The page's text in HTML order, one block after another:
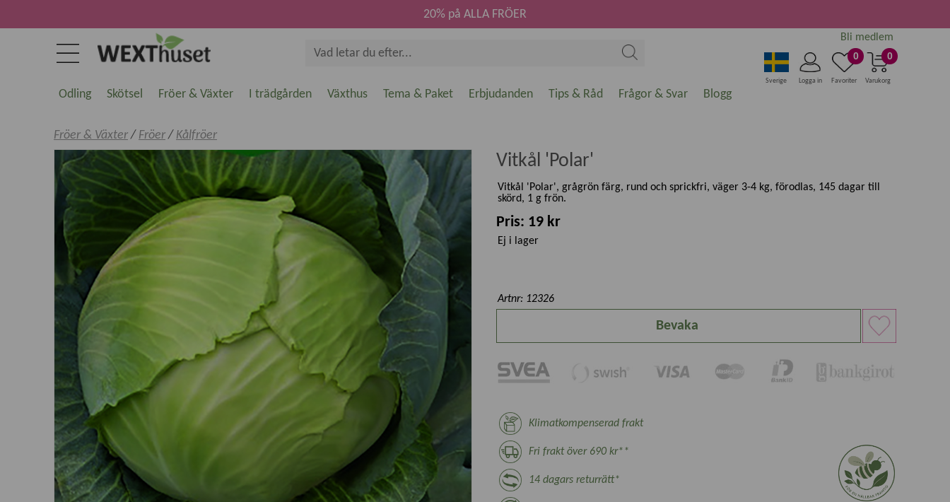
0
Varukorg
0
Favoriter
Logga in
Sverige
Bli medlem
20% på ALLA FRÖER
Odling Skötsel Fröer & Växter I trädgården Växthus Tema & Paket Erbjudanden Tips & Råd Frågor & Svar Blogg
Fröer & Växter/ Fröer/ Kålfröer
Vitkål 'Polar'
Vitkål 'Polar', grågrön färg, rund och sprickfri, väger 3-4 kg, förodlas, 145 dagar till
skörd, 1 g frön.
Pris: 19 kr
Ej i lager
Artnr: 12326
Bevaka
Klimatkompenserad frakt
Fri frakt över 690 kr**
14 dagars returrätt*